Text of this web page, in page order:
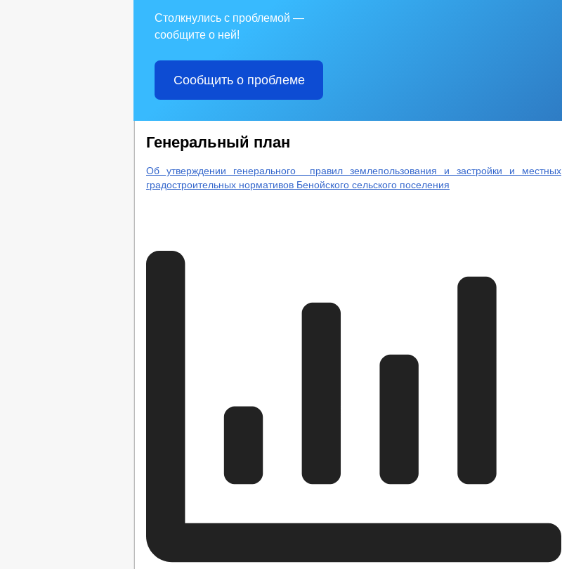
Столкнулись с проблемой —
сообщите о ней!
Сообщить о проблеме
Генеральный план
Об утверждении генерального правил землепользования и застройки и местных
градостроительных нормативов Бенойского сельского поселения